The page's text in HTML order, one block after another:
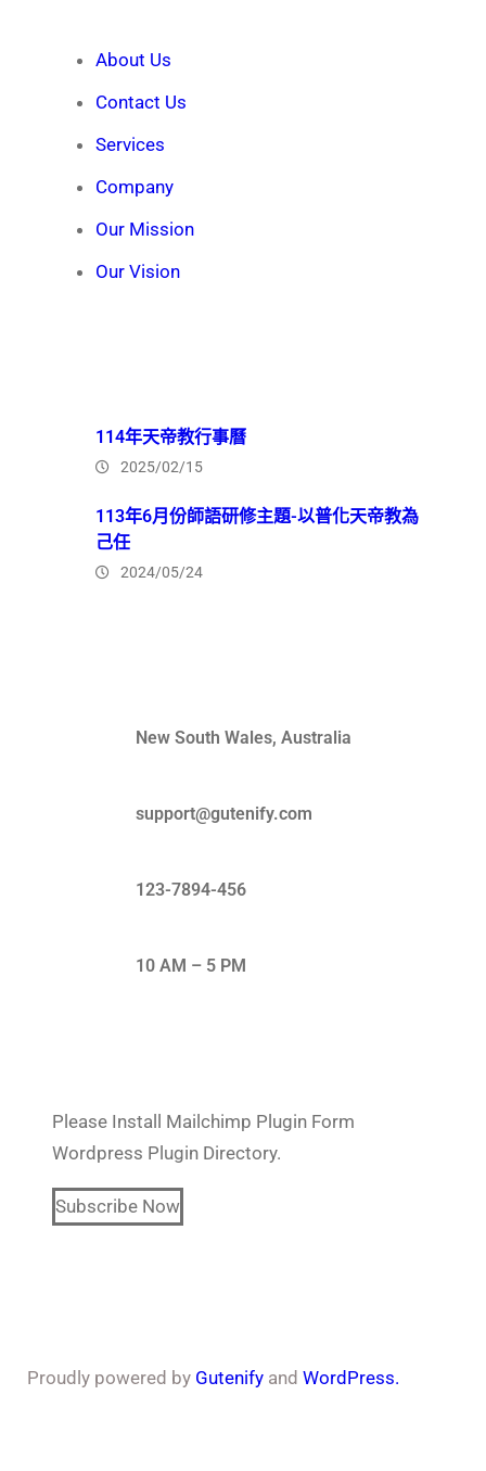
About Us
Contact Us
Services
Company
Our Mission
Our Vision
114年天帝教行事曆
2025/02/15
113年6月份師語研修主題-以普化天帝教為
己任
2024/05/24
New South Wales, Australia
support@gutenify.com
123-7894-456
10 AM – 5 PM
Please Install Mailchimp Plugin Form
Wordpress Plugin Directory.
Subscribe Now
Proudly powered by Gutenify and WordPress.